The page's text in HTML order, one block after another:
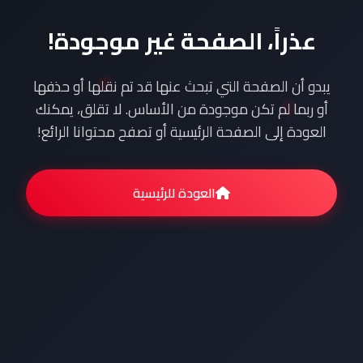
عذراً، الصفحة غير موجودة!
يبدو أن الصفحة التي تبحث عنها قد تم نقلها أو حذفها
أو ربما لم تكن موجودة من الأساس. لا تقلق، يمكنك
العودة إلى الصفحة الرئيسية أو تصفح محتوانا الرائع!
العودة للرئيسية